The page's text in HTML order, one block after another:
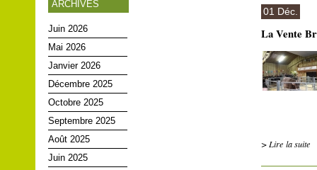
ARCHIVES
Juin 2026
Mai 2026
Janvier 2026
Décembre 2025
Octobre 2025
Septembre 2025
Août 2025
Juin 2025
01 Déc.
La Vente
> Lire la suite